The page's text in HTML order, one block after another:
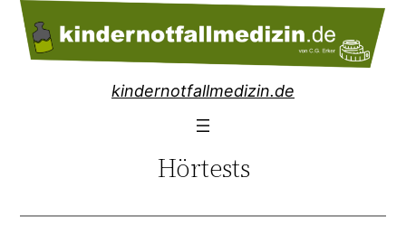
Zum
Inhalt
springen
kindernotfallmedizin.de
Hörtests